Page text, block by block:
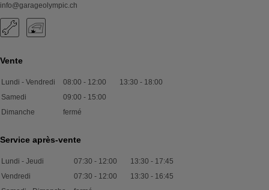
info@garageolympic.ch
Vente
Lundi - Vendredi 08:00 - 12:00 13:30 - 18:00
Samedi
09:00 - 15:00
Dimanche
fermé
Service après-vente
Lundi - Jeudi 07:30 - 12:00 13:30 - 17:45
Vendredi
07:30 - 12:00 13:30 - 16:45